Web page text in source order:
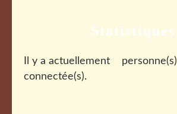
Statistiques
Il y a actuellement
personne(s)
connectée(s).